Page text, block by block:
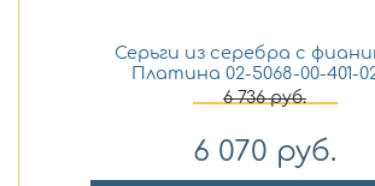
Серьги из серебра с
Платина 02-5068-00-401-
6 736руб.
6 070 руб.